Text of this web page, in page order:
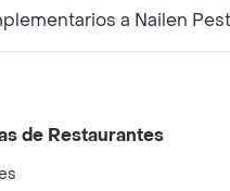
de Restaurantes